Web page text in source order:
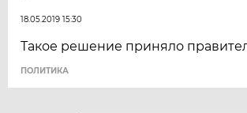
18.05.2019 15:30
Такое решение приняло
ПОЛИТИКА